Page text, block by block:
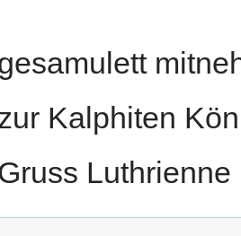
Kalphiten
Luthrienne